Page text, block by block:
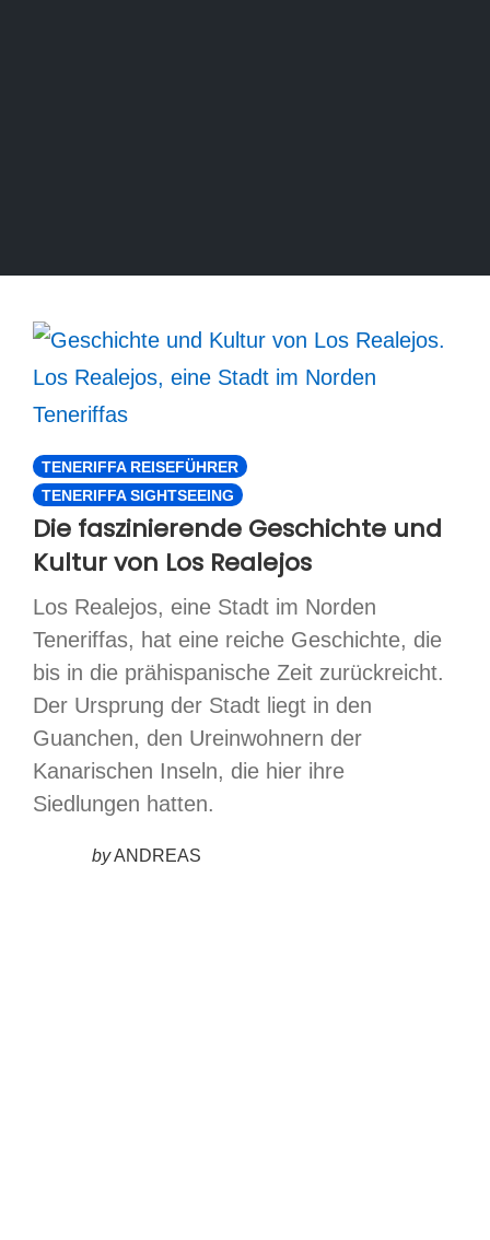
TENERIFFA REISEFÜHRER
TENERIFFA SIGHTSEEING
Die faszinierende Geschichte und
Kultur von Los Realejos
Los Realejos, eine Stadt im Norden
Teneriffas, hat eine reiche Geschichte, die
bis in die prähispanische Zeit zurückreicht.
Der Ursprung der Stadt liegt in den
Guanchen, den Ureinwohnern der
Kanarischen Inseln, die hier ihre
Siedlungen hatten.
byANDREAS